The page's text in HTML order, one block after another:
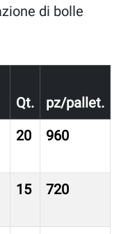
di bolle
Qt.
pz/pallet.
20 960
15 720